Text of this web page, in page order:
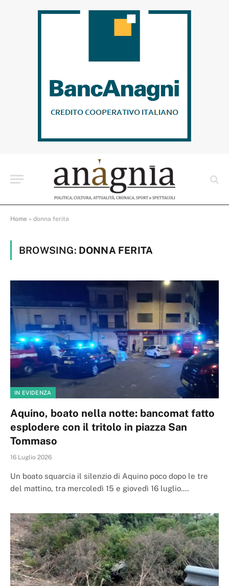
Home » donna ferita
BROWSING: DONNA FERITA
IN EVIDENZA
Aquino, boato nella notte: bancomat fatto
esplodere con il tritolo in piazza San
Tommaso
16 Luglio 2026
Un boato squarcia il silenzio di Aquino poco dopo le tre
del mattino, tra mercoledì 15 e giovedì 16 luglio.…